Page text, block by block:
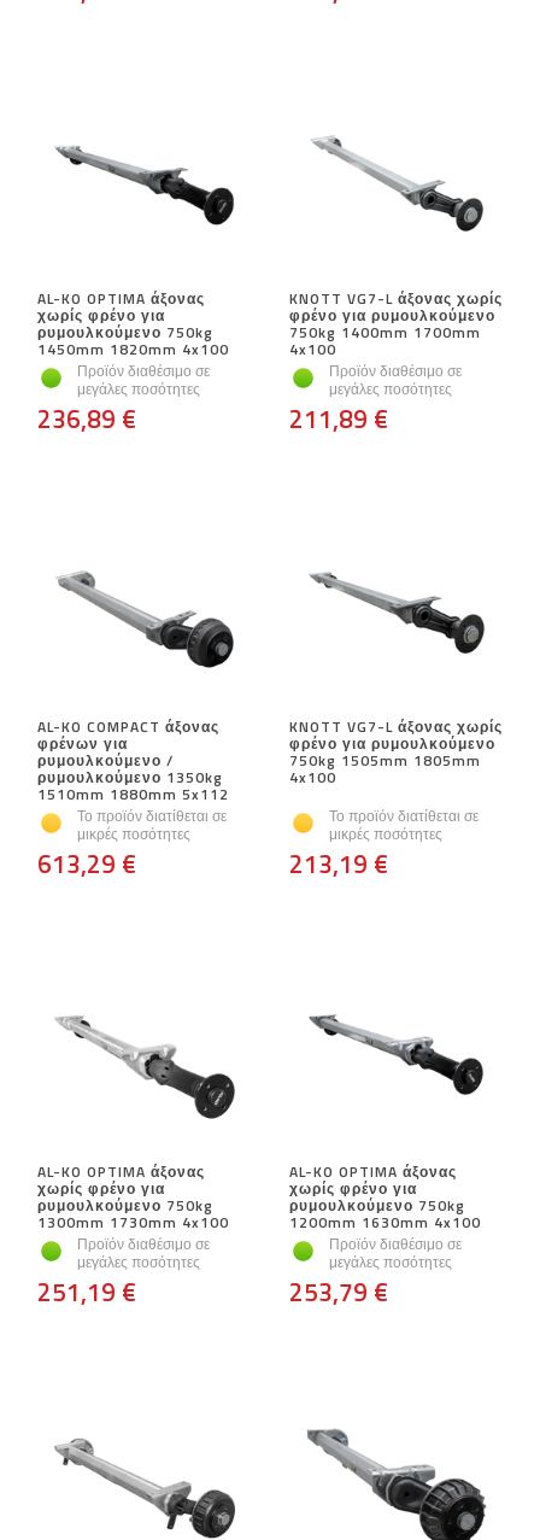
AL-KO OPTIMA άξονας
χωρίς φρένο για
ρυμουλκούμενο 750kg
1450mm 1820mm 4x100
Προϊόν διαθέσιμο σε
μεγάλες ποσότητες
236,89 €
KNOTT VG7-L άξονας χωρίς
φρένο για ρυμουλκούμενο
750kg 1400mm 1700mm
4x100
Προϊόν διαθέσιμο σε
μεγάλες ποσότητες
211,89 €
AL-KO COMPACT άξονας
φρένων για
ρυμουλκούμενο /
ρυμουλκούμενο 1350kg
1510mm 1880mm 5x112
Το προϊόν διατίθεται σε
μικρές ποσότητες
613,29 €
KNOTT VG7-L άξονας χωρίς
φρένο για ρυμουλκούμενο
750kg 1505mm 1805mm
4x100
Το προϊόν διατίθεται σε
μικρές ποσότητες
213,19 €
AL-KO OPTIMA άξονας
χωρίς φρένο για
ρυμουλκούμενο 750kg
1300mm 1730mm 4x100
Προϊόν διαθέσιμο σε
μεγάλες ποσότητες
251,19 €
AL-KO OPTIMA άξονας
χωρίς φρένο για
ρυμουλκούμενο 750kg
1200mm 1630mm 4x100
Προϊόν διαθέσιμο σε
μεγάλες ποσότητες
253,79 €